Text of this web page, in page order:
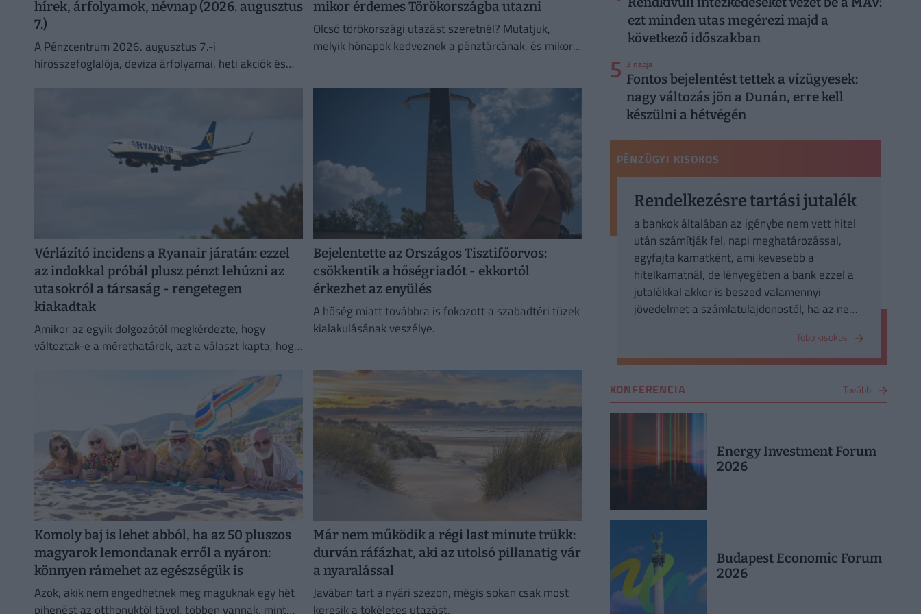
hírek, árfolyamok, névnap (2026. augusztus
7.)
A Pénzcentrum 2026. augusztus 7.-i
hírösszefoglalója, deviza árfolyamai, heti akciók és
mikor érdemes Törökországba utazni
Olcsó törökországi utazást szeretnél? Mutatjuk,
melyik hónapok kedveznek a pénztárcának, és mikor
Vérlázító incidens a Ryanair járatán: ezzel
az indokkal próbál plusz pénzt lehúzni az
utasokról a társaság - rengetegen
kiakadtak
Amikor az egyik dolgozótól megkérdezte, hogy
változtak-e a mérethatárok, azt a választ kapta, hogy
Bejelentette az Országos Tisztifőorvos:
csökkentik a hőségriadót - ekkortól
érkezhet az enyülés
A hőség miatt továbbra is fokozott a szabadtéri tüzek
kialakulásának veszélye.
Komoly baj is lehet abból, ha az 50 pluszos
magyarok lemondanak erről a nyáron:
könnyen rámehet az egészségük is
Azok, akik nem engedhetnek meg maguknak egy hét
pihenést az otthonuktól távol, többen vannak, mint
Már nem működik a régi last minute trükk:
durván ráfázhat, aki az utolsó pillanatig vár
a nyaralással
Javában tart a nyári szezon, mégis sokan csak most
keresik a tökéletes utazást.
ezt minden utas megérezi majd a
következő időszakban
5 3 napja
Fontos bejelentést tettek a vízügyesek:
nagy változás jön a Dunán, erre kell
készülni a hétvégén
PÉNZÜGYI KISOKOS
Rendelkezésre tartási jutalék
a bankok általában az igénybe nem vett hitel
után számítják fel, napi meghatározással,
egyfajta kamatként, ami kevesebb a
hitelkamatnál, de lényegében a bank ezzel a
jutalékkal akkor is beszed valamennyi
jövedelmet a számlatulajdonostól, ha az nem
Több kisokos
KONFERENCIA Tovább
Energy Investment Forum
2026
Budapest Economic Forum
2026